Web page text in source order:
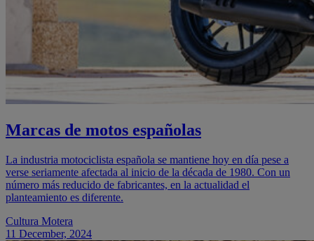
Marcas de motos españolas
La industria motociclista española se mantiene hoy en día pese a
verse seriamente afectada al inicio de la década de 1980. Con un
número más reducido de fabricantes, en la actualidad el
planteamiento es diferente.
Cultura Motera
11 December, 2024